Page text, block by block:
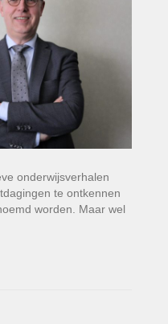
onderwijsverhalen
te ontkennen
worden. Maar wel